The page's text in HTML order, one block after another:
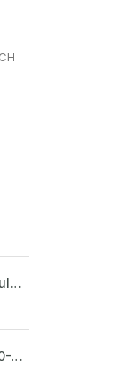
Termostat ViCare - modulacja
Viessmann Vitodens 050-W, 19 kW